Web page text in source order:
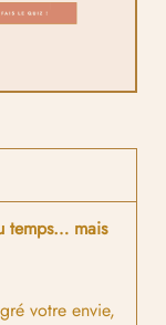
temps… mais
votre envie,